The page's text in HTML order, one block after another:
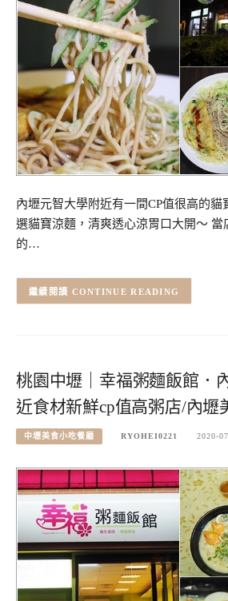
內壢元智大學附近有一間CP值很高的貓
選貓寶涼麵，清爽透心涼胃口大開～ 當
的…
CONTINUE READING
桃園中壢｜幸福粥麵飯館．
近食材新鮮cp值高粥店/內壢
中壢美食小吃餐廳 RYOHEI0221 2020-